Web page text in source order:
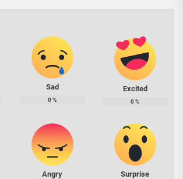
Sad
0%
Excited
0%
Angry Surprise